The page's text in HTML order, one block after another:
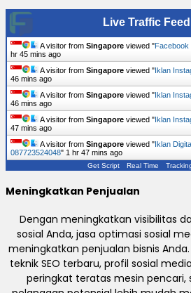
Live Traffic Feed
A visitor from Singapore viewed "Facebook
hr 45 mins ago
A visitor from Singapore viewed " Iklan
46 mins ago
A visitor from Singapore viewed " Iklan
46 mins ago
A visitor from Singapore viewed " Iklan
47 mins ago
A visitor from Singapore viewed " Iklan
087723524048" 1 hr 47 mins ago
Get Script Real Time
Meningkatkan Penjualan
Dengan meningkatkan visibilitas
sosial Anda, jasa optimasi sosial
meningkatkan penjualan bisnis
teknik SEO terbaru, profil sosial
peringkat teratas mesin